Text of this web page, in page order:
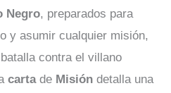
Negro, preparados para
y asumir cualquier misión,
contra el villano
cartade Misión detalla una